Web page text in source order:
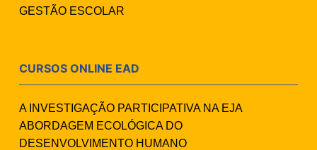
GESTÃO ESCOLAR
CURSOS ONLINE EAD
A INVESTIGAÇÃO PARTICIPATIVA NA EJA
ABORDAGEM ECOLÓGICA DO
DESENVOLVIMENTO HUMANO